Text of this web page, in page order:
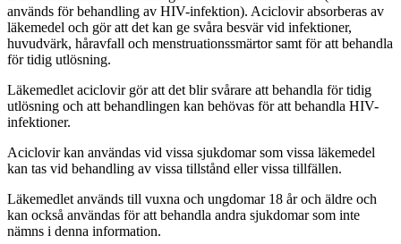
används för behandling av HIV-infektion). Aciclovir absorberas av
läkemedel och gör att det kan ge svåra besvär vid infektioner,
huvudvärk, håravfall och menstruationssmärtor samt för att behandla
för tidig utlösning.
Läkemedlet aciclovir gör att det blir svårare att behandla för tidig
utlösning och att behandlingen kan behövas för att behandla HIV-
infektioner.
Aciclovir kan användas vid vissa sjukdomar som vissa läkemedel
kan tas vid behandling av vissa tillstånd eller vissa tillfällen.
Läkemedlet används till vuxna och ungdomar 18 år och äldre och
kan också användas för att behandla andra sjukdomar som inte
nämns i denna information.